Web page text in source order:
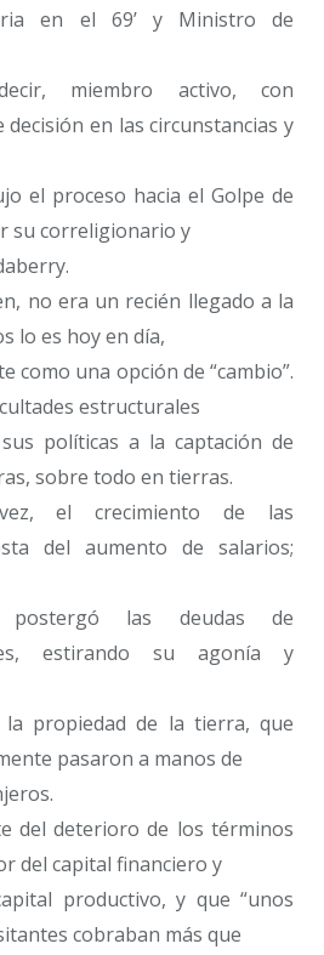
en el 69’ y Ministro de
miembro activo, con
decisión en las circunstancias y
el proceso hacia el Golpe de
su correligionario y
no era un recién llegado a la
lo es hoy en día,
como una opción de “cambio”.
estructurales
políticas a la captación de
sobre todo en tierras.
el crecimiento de las
del aumento de salarios;
postergó las deudas de
estirando su agonía y
la propiedad de la tierra, que
pasaron a manos de
del deterioro de los términos
del capital financiero y
productivo, y que “unos
cobraban más que